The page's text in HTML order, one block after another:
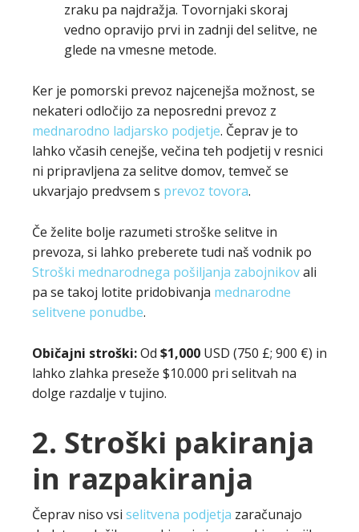
zraku pa najdražja. Tovornjaki skoraj
vedno opravijo prvi in zadnji del selitve, ne
glede na vmesne metode.
Ker je pomorski prevoz najcenejša možnost, se
nekateri odločijo za neposredni prevoz z
mednarodno ladjarsko podjetje. Čeprav je to
lahko včasih cenejše, večina teh podjetij v resnici
ni pripravljena za selitve domov, temveč se
ukvarjajo predvsem s prevoz tovora.
Če želite bolje razumeti stroške selitve in
prevoza, si lahko preberete tudi naš vodnik po
Stroški mednarodnega pošiljanja zabojnikovali
pa se takoj lotite pridobivanja mednarodne
selitvene ponudbe.
Običajni stroški:Od $1,000 USD (750 £; 900 €) in
lahko zlahka preseže $10.000 pri selitvah na
dolge razdalje v tujino.
2. Stroški pakiranja
in razpakiranja
Čeprav niso vsi selitvena podjetja zaračunajo